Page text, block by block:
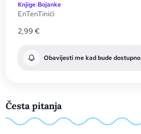
Knjige|Bojanke
EnTenTinići
2,99€
Obavijesti me kad bude dostupno
Česta pitanja